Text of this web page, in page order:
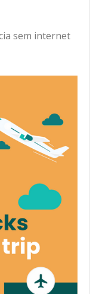
sem internet